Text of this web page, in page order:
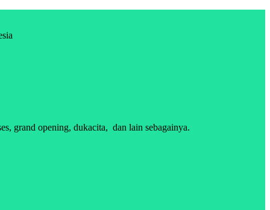
grand opening, dukacita, dan lain sebagainya.